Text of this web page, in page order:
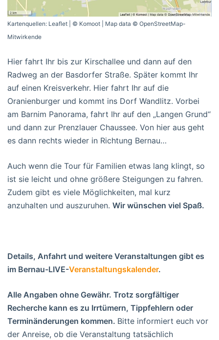
Kartenquellen: Leaflet | © Komoot | Map data © OpenStreetMap-
Mitwirkende
Hier fahrt Ihr bis zur Kirschallee und dann auf den
Radweg an der Basdorfer Straße. Später kommt Ihr
auf einen Kreisverkehr. Hier fahrt Ihr auf die
Oranienburger und kommt ins Dorf Wandlitz. Vorbei
am Barnim Panorama, fahrt Ihr auf den „Langen Grund“
und dann zur Prenzlauer Chaussee. Von hier aus geht
es dann rechts wieder in Richtung Bernau…
Auch wenn die Tour für Familien etwas lang klingt, so
ist sie leicht und ohne größere Steigungen zu fahren.
Zudem gibt es viele Möglichkeiten, mal kurz
anzuhalten und auszuruhen. Wir wünschen viel Spaß.
Details, Anfahrt und weitere Veranstaltungen gibt es
im Bernau-LIVE-Veranstaltungskalender.
Alle Angaben ohne Gewähr. Trotz sorgfältiger
Recherche kann es zu Irrtümern, Tippfehlern oder
Terminänderungen kommen. Bitte informiert euch vor
der Anreise, ob die Veranstaltung tatsächlich